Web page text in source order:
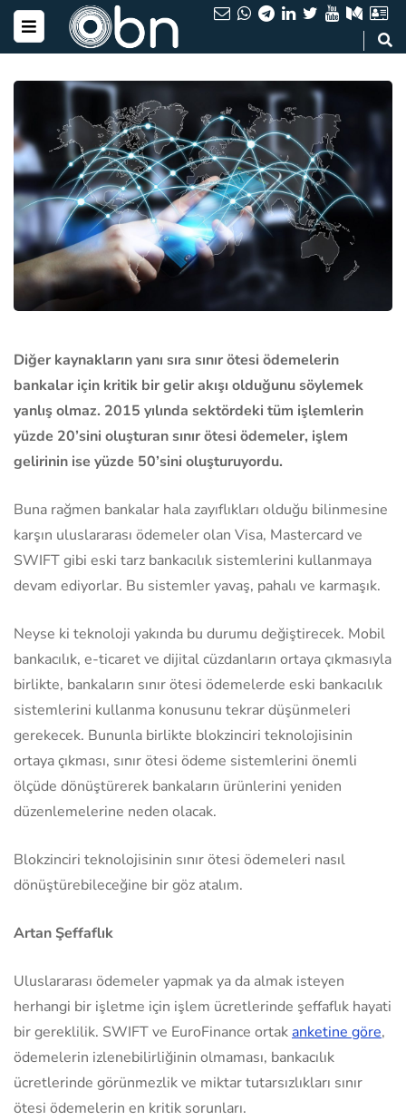
Diğer kaynakların yanı sıra sınır ötesi ödemelerin
bankalar için kritik bir gelir akışı olduğunu söylemek
yanlış olmaz. 2015 yılında sektördeki tüm işlemlerin
yüzde 20’sini oluşturan sınır ötesi ödemeler, işlem
gelirinin ise yüzde 50’sini oluşturuyordu.
Buna rağmen bankalar hala zayıflıkları olduğu bilinmesine
karşın uluslararası ödemeler olan Visa, Mastercard ve
SWIFT gibi eski tarz bankacılık sistemlerini kullanmaya
devam ediyorlar. Bu sistemler yavaş, pahalı ve karmaşık.
Neyse ki teknoloji yakında bu durumu değiştirecek. Mobil
bankacılık, e-ticaret ve dijital cüzdanların ortaya çıkmasıyla
birlikte, bankaların sınır ötesi ödemelerde eski bankacılık
sistemlerini kullanma konusunu tekrar düşünmeleri
gerekecek. Bununla birlikte blokzinciri teknolojisinin
ortaya çıkması, sınır ötesi ödeme sistemlerini önemli
ölçüde dönüştürerek bankaların ürünlerini yeniden
düzenlemelerine neden olacak.
Blokzinciri teknolojisinin sınır ötesi ödemeleri nasıl
dönüştürebileceğine bir göz atalım.
Artan Şeffaflık
Uluslararası ödemeler yapmak ya da almak isteyen
herhangi bir işletme için işlem ücretlerinde şeffaflık hayati
bir gereklilik. SWIFT ve EuroFinance ortakanketine göre,
ödemelerin izlenebilirliğinin olmaması, bankacılık
ücretlerinde görünmezlik ve miktar tutarsızlıkları sınır
ötesi ödemelerin en kritik sorunları.